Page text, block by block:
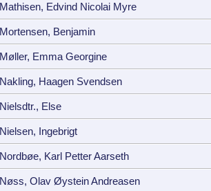
Mathisen, Edvind Nicolai Myre
Mortensen, Benjamin
Møller, Emma Georgine
Nakling, Haagen Svendsen
Nielsdtr., Else
Nielsen, Ingebrigt
Nordbøe, Karl Petter Aarseth
Nøss, Olav Øystein Andreasen